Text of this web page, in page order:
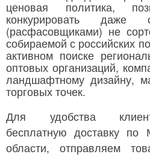
ценовая политика,
конкурировать даже
(расфасовщиками) не
собираемой с российских
активном поиске
оптовых организаций,
ландшафтному дизайну,
торговых точек.
Для удобства
бесплатную доставку по
области, отправляем